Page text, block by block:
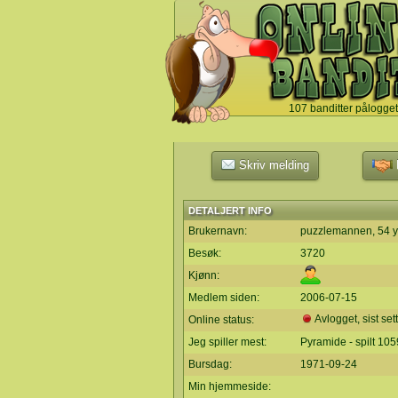
107 banditter pålogget
`
Skriv melding
DETALJERT INFO
Brukernavn:
puzzlemannen, 54
Besøk:
3720
Kjønn:
Medlem siden:
2006-07-15
Online status:
Avlogget, sist sett
Jeg spiller mest:
Pyramide - spilt
Bursdag:
1971-09-24
Min hjemmeside: